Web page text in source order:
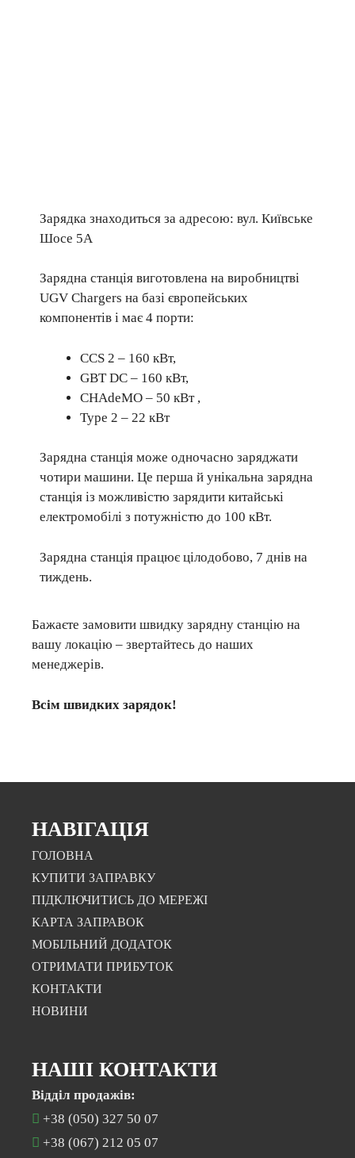
Зарядка знаходиться за адресою: вул. Київське
Шосе 5А
Зарядна станція виготовлена на виробництві
UGV Chargers на базі європейських
компонентів і має 4 порти:
CCS 2 – 160 кВт,
GBT DC – 160 кВт,
CHAdeMO – 50 кВт ,
Type 2 – 22 кВт
Зарядна станція може одночасно заряджати
чотири машини. Це перша й унікальна зарядна
станція із можливістю зарядити китайські
електромобілі з потужністю до 100 кВт.
Зарядна станція працює цілодобово, 7 днів на
тиждень.
Бажаєте замовити швидку зарядну станцію на
вашу локацію – звертайтесь до наших
менеджерів.
Всім швидких зарядок!
НАВІГАЦІЯ
ГОЛОВНА
КУПИТИ ЗАПРАВКУ
ПІДКЛЮЧИТИСЬ ДО МЕРЕЖІ
КАРТА ЗАПРАВОК
МОБІЛЬНИЙ ДОДАТОК
ОТРИМАТИ ПРИБУТОК
КОНТАКТИ
НОВИНИ
НАШІ КОНТАКТИ
Відділ продажів:
+38 (050) 327 50 07
+38 (067) 212 05 07